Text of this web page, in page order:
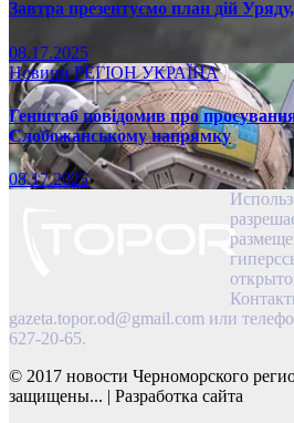
Завтра презентуємо план дій
08.17.2025
НовиниРЕГІОНУКРАЇНА
Генштаб повідомив про
Слобожанському напрямку
08.17.2025
gazeta.topor.od@gmail.com или
627-20-65.
© 2017 новости Черноморского
защищены... | Разработка сайта